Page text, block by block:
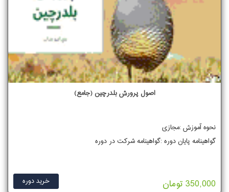
اصول پرورش بلدرچین (جامع)
نحوه آموزش :مجازی
گواهینامه پایان دوره :گواهینامه شرکت در دوره
خرید دوره 350,000 تومان